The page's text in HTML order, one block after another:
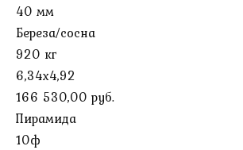
40 мм
Береза/сосна
920 кг
6,34х4,92
166 530,00 руб.
Пирамида
10ф